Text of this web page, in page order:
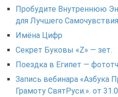
Пробудите Внутреннюю
для Лучшего
Имёна Цифр
Секрет Буковы «Z» — зет.
Поездка в Египет —
Запись вебинара «Азбука
Грамоту СвятРуси.». от